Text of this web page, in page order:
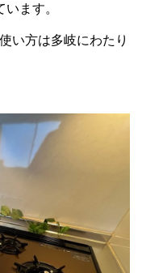
ます。
い方は多岐にわたり